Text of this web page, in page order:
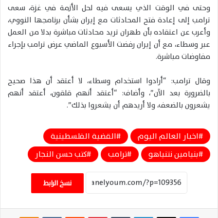
وحتى في الوقت الذي يسعى فيه لحل الأزمة في غزة، سعى
ترامب إلى إعادة فتح المحادثات مع إيران بشأن برنامجها النووي،
وأعرب عن اعتقاده بأن طهران تريد محادثات مباشرة بدلا من العمل
عبر وسطاء، مع أن إيران رفضت الأسبوع الماضي عرض ترامب بإجراء
مفاوضات مباشرة.
وقال ترامب: “أرادوا استخدام وسطاء، لا أعتقد أن هذا صحيح
بالضرورة بعد الآن”، وأضاف: “أعتقد أنهم قلقون، أعتقد أنهم
يشعرون بالضعف، ولا أريدهم أن يشعروا بذلك”.
اخبار العالم اليوم
القضية الفلسطينية
بنيامين نتنياهو
ترامب كتب حسن النجار
نسخ الرابط